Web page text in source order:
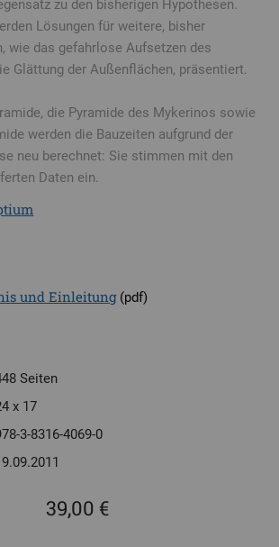
zu den bisherigen Hypothesen.
Lösungen für weitere, bisher
wie das gefahrlose Aufsetzen des
Glättung der Außenflächen, präsentiert.
die Pyramide des Mykerinos sowie
werden die Bauzeiten aufgrund der
neu berechnet: Sie stimmen mit den
Daten ein.
und Einleitung(pdf)
Seiten
x 17
3-8316-4069-0
39,00 €